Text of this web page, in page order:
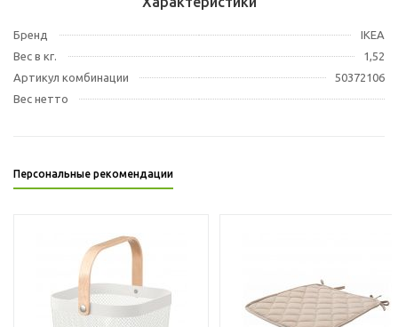
Бренд
IKEA
Вес в кг.
1,52
Артикул комбинации
50372106
Вес нетто
Персональные рекомендации